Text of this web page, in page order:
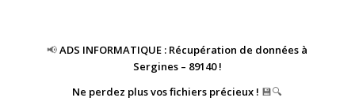
📢ADS INFORMATIQUE : Récupération de données à
Sergines – 89140 !
Ne perdez plus vos fichiers précieux ! 💾🔍